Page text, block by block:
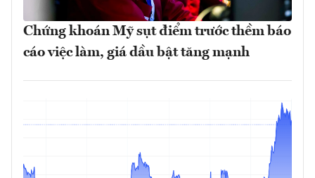
Chứng khoán Mỹ sụt điểm trước thềm báo
cáo việc làm, giá dầu bật tăng mạnh